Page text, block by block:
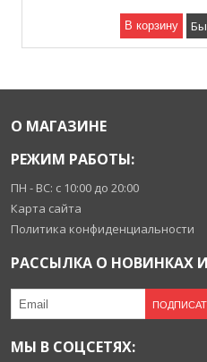
В корзину
О МАГАЗИНЕ
РЕЖИМ РАБОТЫ:
ПН - ВС: с 10:00 до 20:00
Карта сайта
Политика конфиденциальности
РАССЫЛКА О НОВИНКАХ
МЫ В СОЦСЕТЯХ: